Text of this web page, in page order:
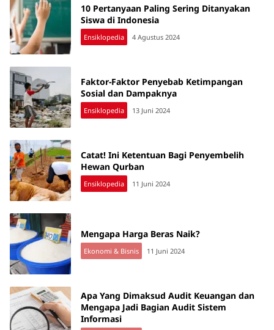
10 Pertanyaan Paling Sering Ditanyakan
Siswa di Indonesia
Ensiklopedia 4 Agustus 2024
Faktor-Faktor Penyebab Ketimpangan
Sosial dan Dampaknya
Ensiklopedia 13 Juni 2024
Catat! Ini Ketentuan Bagi Penyembelih
Hewan Qurban
Ensiklopedia 11 Juni 2024
Mengapa Harga Beras Naik?
Ekonomi & Bisnis 11 Juni 2024
Apa Yang Dimaksud Audit Keuangan dan
Mengapa Jadi Bagian Audit Sistem
Informasi